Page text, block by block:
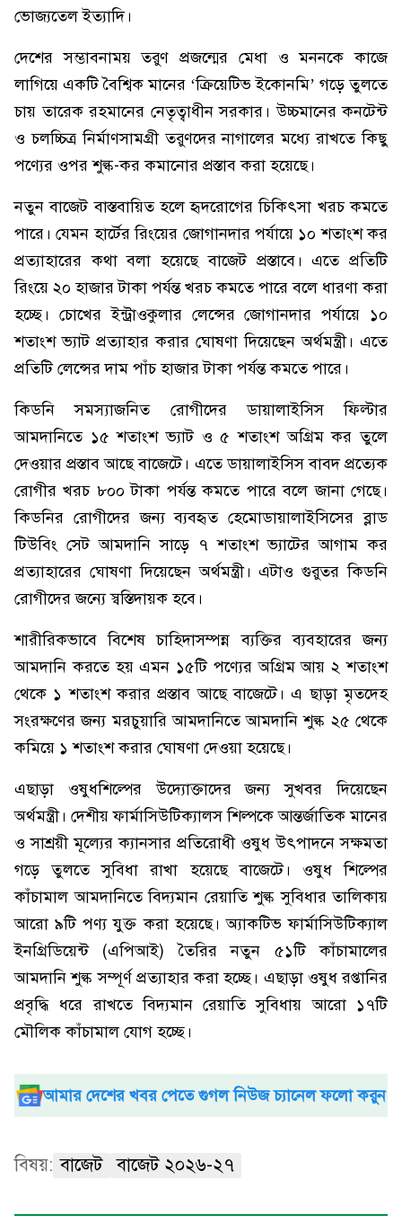
ভোজ্যতেল ইত্যাদি।
দেশের সম্ভাবনাময় তরুণ প্রজন্মের মেধা ও মননকে কাজে
লাগিয়ে একটি বৈশ্বিক মানের ‘ক্রিয়েটিভ ইকোনমি’ গড়ে তুলতে
চায় তারেক রহমানের নেতৃত্বাধীন সরকার। উচ্চমানের কনটেন্ট
ও চলচ্চিত্র নির্মাণসামগ্রী তরুণদের নাগালের মধ্যে রাখতে কিছু
পণ্যের ওপর শুল্ক-কর কমানোর প্রস্তাব করা হয়েছে।
নতুন বাজেট বাস্তবায়িত হলে হৃদরোগের চিকিৎসা খরচ কমতে
পারে। যেমন হার্টের রিংয়ের জোগানদার পর্যায়ে ১০ শতাংশ কর
প্রত্যাহারের কথা বলা হয়েছে বাজেট প্রস্তাবে। এতে প্রতিটি
রিংয়ে ২০ হাজার টাকা পর্যন্ত খরচ কমতে পারে বলে ধারণা করা
হচ্ছে। চোখের ইন্ট্রাওকুলার লেন্সের জোগানদার পর্যায়ে ১০
শতাংশ ভ্যাট প্রত্যাহার করার ঘোষণা দিয়েছেন অর্থমন্ত্রী। এতে
প্রতিটি লেন্সের দাম পাঁচ হাজার টাকা পর্যন্ত কমতে পারে।
কিডনি সমস্যাজনিত রোগীদের ডায়ালাইসিস ফিল্টার
আমদানিতে ১৫ শতাংশ ভ্যাট ও ৫ শতাংশ অগ্রিম কর তুলে
দেওয়ার প্রস্তাব আছে বাজেটে। এতে ডায়ালাইসিস বাবদ প্রত্যেক
রোগীর খরচ ৮০০ টাকা পর্যন্ত কমতে পারে বলে জানা গেছে।
কিডনির রোগীদের জন্য ব্যবহৃত হেমোডায়ালাইসিসের ব্লাড
টিউবিং সেট আমদানি সাড়ে ৭ শতাংশ ভ্যাটের আগাম কর
প্রত্যাহারের ঘোষণা দিয়েছেন অর্থমন্ত্রী। এটাও গুরুতর কিডনি
রোগীদের জন্যে স্বস্তিদায়ক হবে।
শারীরিকভাবে বিশেষ চাহিদাসম্পন্ন ব্যক্তির ব্যবহারের জন্য
আমদানি করতে হয় এমন ১৫টি পণ্যের অগ্রিম আয় ২ শতাংশ
থেকে ১ শতাংশ করার প্রস্তাব আছে বাজেটে। এ ছাড়া মৃতদেহ
সংরক্ষণের জন্য মরচুয়ারি আমদানিতে আমদানি শুল্ক ২৫ থেকে
কমিয়ে ১ শতাংশ করার ঘোষণা দেওয়া হয়েছে।
এছাড়া ওষুধশিল্পের উদ্যোক্তাদের জন্য সুখবর দিয়েছেন
অর্থমন্ত্রী। দেশীয় ফার্মাসিউটিক্যালস শিল্পকে আন্তর্জাতিক মানের
ও সাশ্রয়ী মূল্যের ক্যানসার প্রতিরোধী ওষুধ উৎপাদনে সক্ষমতা
গড়ে তুলতে সুবিধা রাখা হয়েছে বাজেটে। ওষুধ শিল্পের
কাঁচামাল আমদানিতে বিদ্যমান রেয়াতি শুল্ক সুবিধার তালিকায়
আরো ৯টি পণ্য যুক্ত করা হয়েছে। অ্যাকটিভ ফার্মাসিউটিক্যাল
ইনগ্রিডিয়েন্ট (এপিআই) তৈরির নতুন ৫১টি কাঁচামালের
আমদানি শুল্ক সম্পূর্ণ প্রত্যাহার করা হচ্ছে। এছাড়া ওষুধ রপ্তানির
প্রবৃদ্ধি ধরে রাখতে বিদ্যমান রেয়াতি সুবিধায় আরো ১৭টি
মৌলিক কাঁচামাল যোগ হচ্ছে।
আমার দেশের খবর পেতে গুগল নিউজ চ্যানেল ফলো করুন
বিষয়: বাজেট বাজেট ২০২৬-২৭